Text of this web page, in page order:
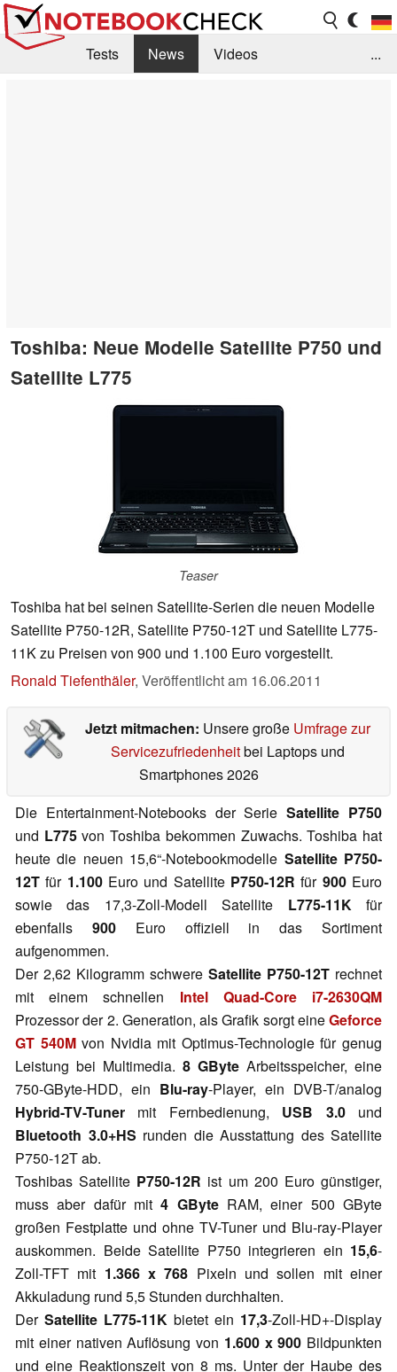
Tests News
Videos
...
Toshiba: Neue Modelle Satellite P750 und
Satellite L775
Teaser
Toshiba hat bei seinen Satellite-Serien die neuen Modelle
Satellite P750-12R, Satellite P750-12T und Satellite L775-
11K zu Preisen von 900 und 1.100 Euro vorgestellt.
Ronald Tiefenthäler, Veröffentlicht am 16.06.2011
Jetzt mitmachen: Unsere große Umfrage zur
Servicezufriedenheitbei Laptops und
Smartphones 2026
Die Entertainment-Notebooks der SerieSatellite P750
und L775von Toshiba bekommen Zuwachs. Toshiba hat
heute die neuen 15,6“-Notebookmodelle Satellite P750-
12T für 1.100Euro und Satellite P750-12R für 900Euro
sowie das 17,3-Zoll-Modell Satellite L775-11Kfür
ebenfalls 900Euro offiziell in das Sortiment
aufgenommen.
Der 2,62 Kilogramm schwere Satellite P750-12T rechnet
mit einem schnellen Intel Quad-Core i7-2630QM
Prozessor der 2. Generation, als Grafik sorgt eineGeforce
GT 540Mvon Nvidia mit Optimus-Technologie für genug
Leistung bei Multimedia. 8 GByte Arbeitsspeicher, eine
750-GByte-HDD, ein Blu-ray-Player, ein DVB-T/analog
Hybrid-TV-Tuner mit Fernbedienung, USB 3.0und
Bluetooth 3.0+HS runden die Ausstattung des Satellite
P750-12T ab.
Toshibas Satellite P750-12R ist um 200 Euro günstiger,
muss aber dafür mit4 GByteRAM, einer 500 GByte
großen Festplatte und ohne TV-Tuner und Blu-ray-Player
auskommen. Beide Satellite P750 integrieren ein 15,6-
Zoll-TFT mit 1.366 x 768 Pixeln und sollen mit einer
Akkuladung rund 5,5 Stunden durchhalten.
Der Satellite L775-11K bietet ein 17,3-Zoll-HD+-Display
mit einer nativen Auflösung von 1.600 x 900 Bildpunkten
und eine Reaktionszeit von 8 ms. Unter der Haube des